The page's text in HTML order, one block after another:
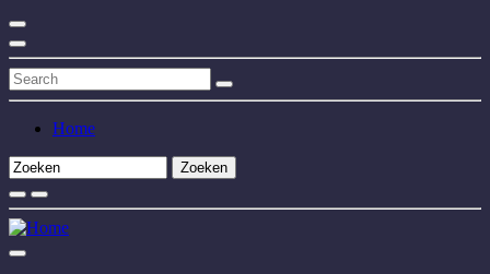
Home
Zoekveld
Zoeken